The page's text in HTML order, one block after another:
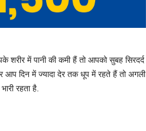
में पानी की कमी हैं तो आपको सुबह सिरदर्द
आप दिन में ज्यादा देर तक धूप में रहते हैं तो अगली
रहता है.